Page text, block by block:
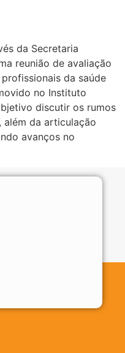
da Secretaria
reunião de avaliação
da saúde
no Instituto
discutir os rumos
além da articulação
avanços no